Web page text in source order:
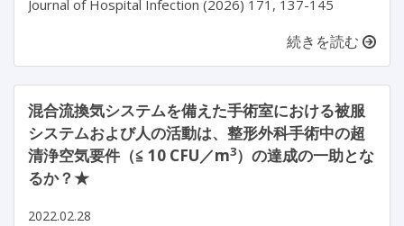
続きを読む
混合流換気システムを備えた手術室における被服
システムおよび人の活動は、整形外科手術中の超
清浄空気要件（≦ 10 CFU／m3）の達成の一助とな
るか？★
2022.02.28